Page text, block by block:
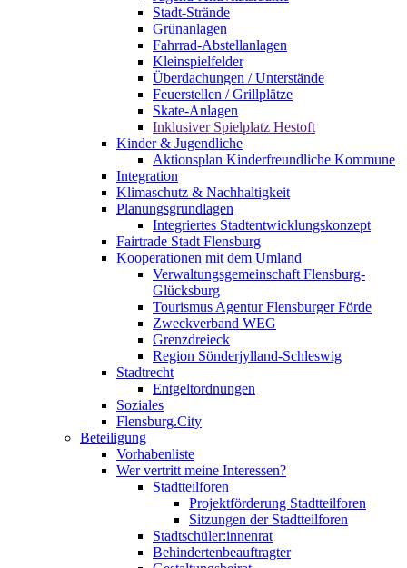
Stadt-Strände
Grünanlagen
Fahrrad-Abstellanlagen
Kleinspielfelder
Überdachungen / Unterstände
Feuerstellen / Grillplätze
Skate-Anlagen
Inklusiver Spielplatz Hestoft
Kinder & Jugendliche
Aktionsplan Kinderfreundliche Kommune
Integration
Klimaschutz & Nachhaltigkeit
Planungsgrundlagen
Integriertes Stadtentwicklungskonzept
Fairtrade Stadt Flensburg
Kooperationen mit dem Umland
Verwaltungsgemeinschaft Flensburg-
Glücksburg
Tourismus Agentur Flensburger Förde
Zweckverband WEG
Grenzdreieck
Region Sönderjylland-Schleswig
Stadtrecht
Entgeltordnungen
Soziales
Flensburg.City
Beteiligung
Vorhabenliste
Wer vertritt meine Interessen?
Stadtteilforen
Projektförderung Stadtteilforen
Sitzungen der Stadtteilforen
Stadtschüler:innenrat
Behindertenbeauftragter